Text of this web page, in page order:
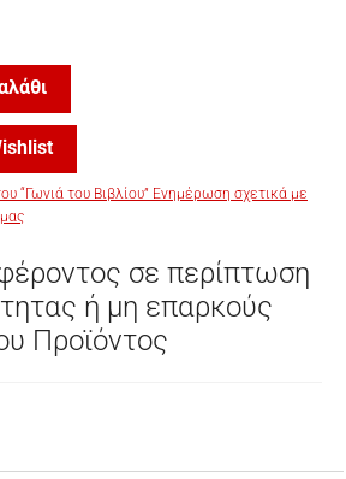
“Γωνιά του Βιβλίου” Ενημέρωση σχετικά με
σε περίπτωση
ή μη επαρκούς
Προϊόντος